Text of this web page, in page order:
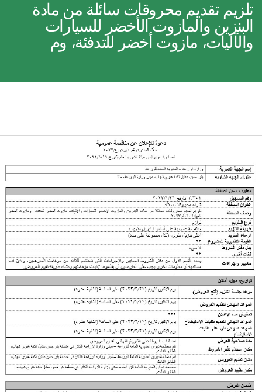
تلزيم تقديم محروقات سائلة من مادة
البنزين والمازوت الأخضر للسيارات
والآليات، مازوت أخضر للتدفئة، وم